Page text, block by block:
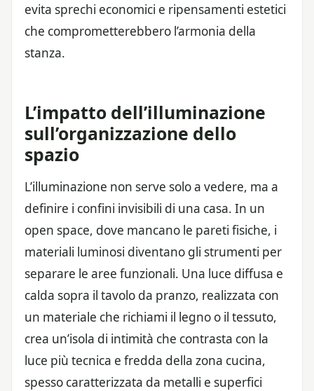
evita sprechi economici e ripensamenti estetici
che comprometterebbero l’armonia della
stanza.
L’impatto dell’illuminazione
sull’organizzazione dello
spazio
L’illuminazione non serve solo a vedere, ma a
definire i confini invisibili di una casa. In un
open space, dove mancano le pareti fisiche, i
materiali luminosi diventano gli strumenti per
separare le aree funzionali. Una luce diffusa e
calda sopra il tavolo da pranzo, realizzata con
un materiale che richiami il legno o il tessuto,
crea un’isola di intimità che contrasta con la
luce più tecnica e fredda della zona cucina,
spesso caratterizzata da metalli e superfici